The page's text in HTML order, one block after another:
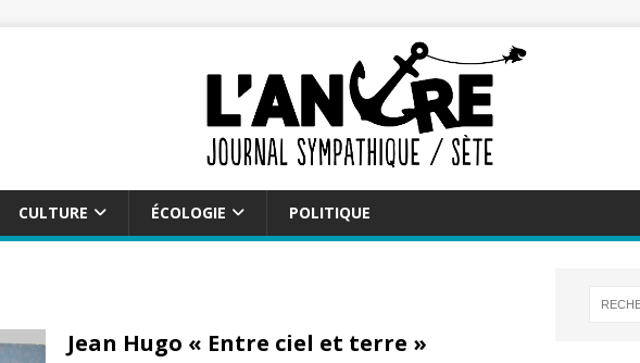
CULTURE ÉCOLOGIE POLITIQUE
Jean Hugo « Entre ciel et terre »